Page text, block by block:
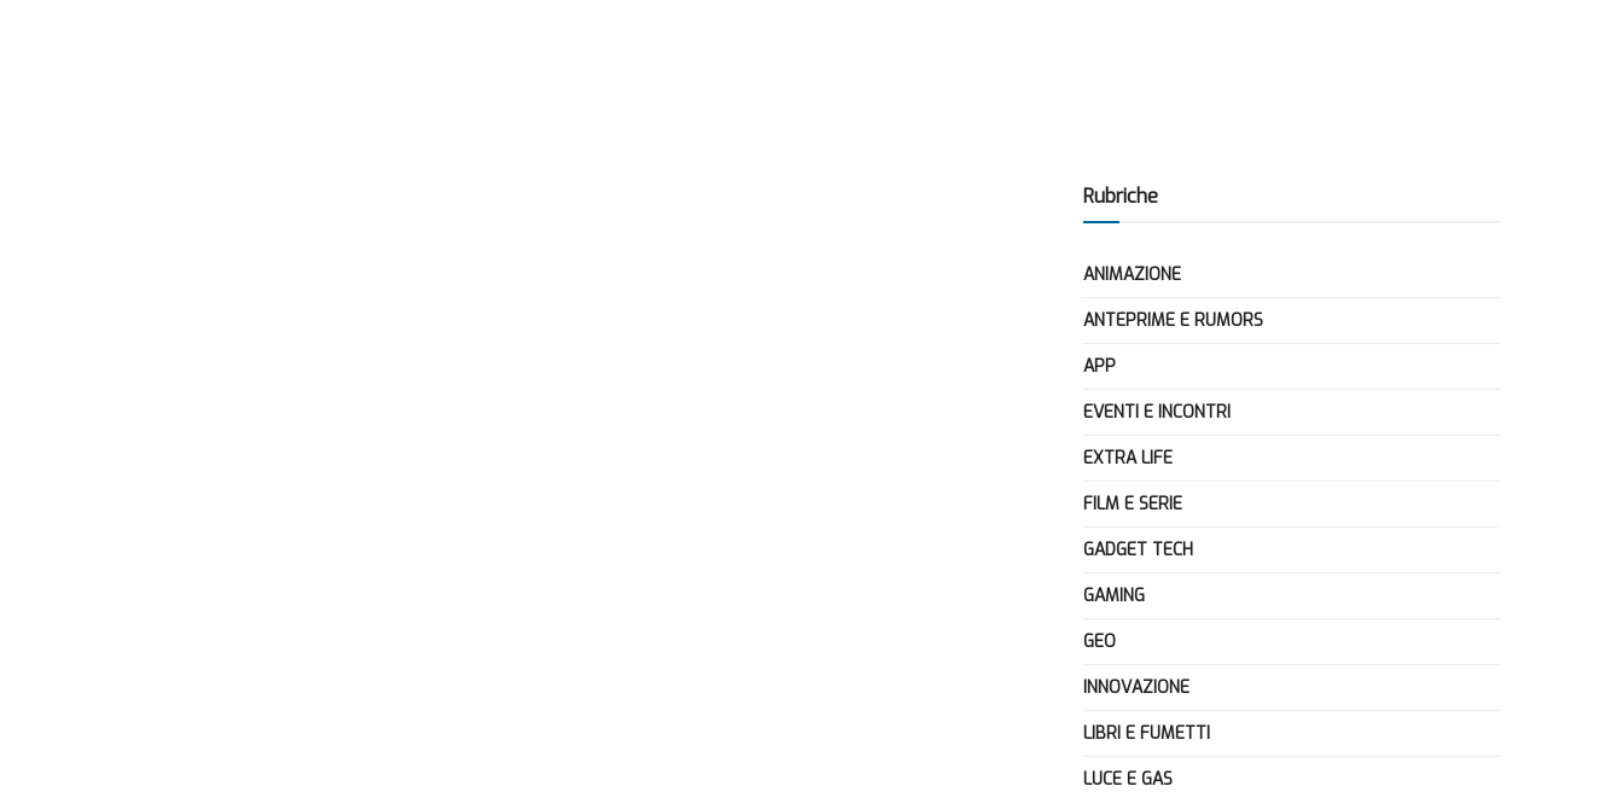
Rubriche
ANIMAZIONE
ANTEPRIME E RUMORS
APP
EVENTI E INCONTRI
EXTRA LIFE
FILM E SERIE
GADGET TECH
GAMING
GEO
INNOVAZIONE
LIBRI E FUMETTI
LUCE E GAS